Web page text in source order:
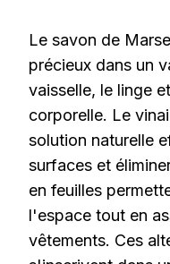
Le savon de
précieux dans un
vaisselle, le linge
corporelle. Le
solution naturelle
surfaces et
en feuilles
l'espace tout en
vêtements. Ces